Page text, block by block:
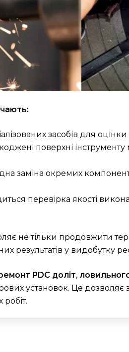
засобів для
поверхні
заміна окремих
перевірка якості
не тільки продовжити
у видобутку
PDC доліт,
установок. Це дозволяє